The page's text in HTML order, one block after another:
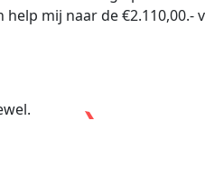
help mij naar de